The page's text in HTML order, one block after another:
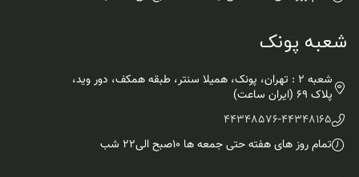
شعبه پونک
شعبه 2 : تهران، پونک، همیلا سنتر، طبقه همکف، دور وید،
پلاک 69 (ایران ساعت)
44348165
-
44348576
تمام روز های هفته حتی جمعه ها ۱۰صبح الی۲۲ شب